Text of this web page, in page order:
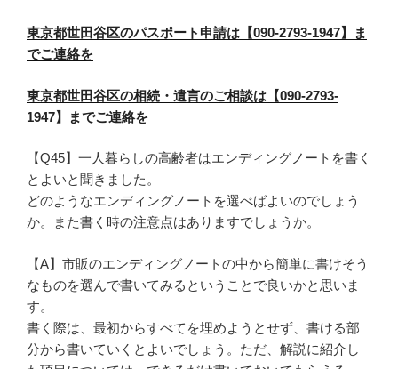
東京都世田谷区のパスポート申請は【090-2793-1947】ま
でご連絡を
東京都世田谷区の相続・遺言のご相談は【090-2793-
1947】までご連絡を
【Q45】一人暮らしの高齢者はエンディングノートを書く
とよいと聞きました。
どのようなエンディングノートを選べばよいのでしょう
か。また書く時の注意点はありますでしょうか。
【A】市販のエンディングノートの中から簡単に書けそう
なものを選んで書いてみるということで良いかと思いま
す。
書く際は、最初からすべてを埋めようとせず、書ける部
分から書いていくとよいでしょう。ただ、解説に紹介し